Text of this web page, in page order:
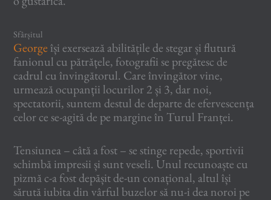
Sfârșitul
Georgeîși exersează abilitățile de stegar și flutură
fanionul cu pătrățele, fotografii se pregătesc de
cadrul cu învingătorul. Care învingător vine,
urmează ocupanții locurilor 2 și 3, dar noi,
spectatorii, suntem destul de departe de efervescența
celor ce se-agită de pe margine în Turul Franței.
Tensiunea – câtă a fost – se stinge repede, sportivii
schimbă impresii și sunt veseli. Unul recunoaște cu
pizmă c-a fost depășit de-un conațional, altul își
sărută iubita din vârful buzelor să nu-i dea noroi pe